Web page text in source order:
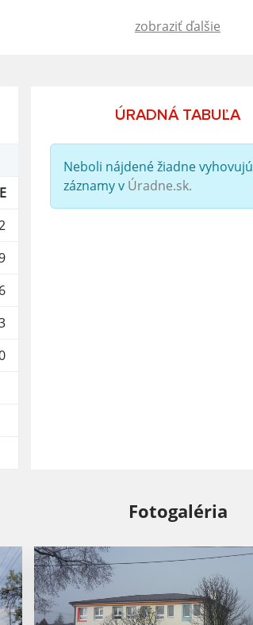
zobraziť ďalšie
ÚRADNÁ TABUĽA
Neboli nájdené žiadne
záznamy v Úradne.sk.
Fotogaléria